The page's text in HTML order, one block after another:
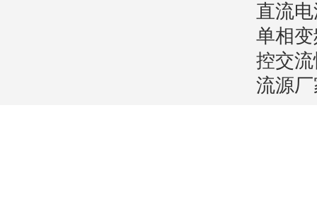
直流
单相
控交
流源